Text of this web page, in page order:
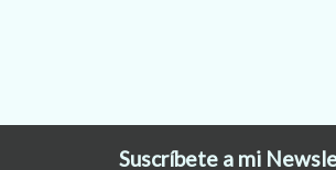
Suscríbete a mi